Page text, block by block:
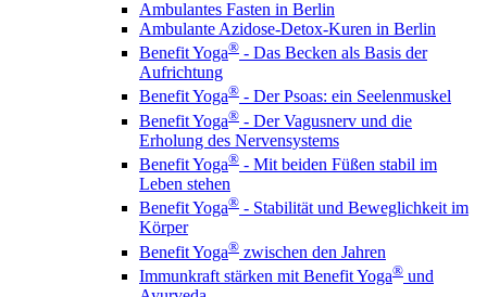
Ambulantes Fasten in Berlin
Ambulante Azidose-Detox-Kuren in Berlin
Benefit Yoga® - Das Becken als Basis der
Aufrichtung
Benefit Yoga® - Der Psoas: ein Seelenmuskel
Benefit Yoga® - Der Vagusnerv und die
Erholung des Nervensystems
Benefit Yoga® - Mit beiden Füßen stabil im
Leben stehen
Benefit Yoga® - Stabilität und Beweglichkeit im
Körper
Benefit Yoga® zwischen den Jahren
Immunkraft stärken mit Benefit Yoga® und